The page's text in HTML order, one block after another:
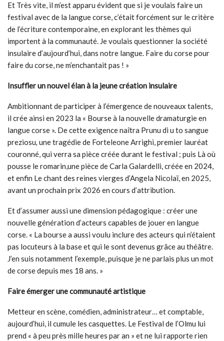
Et Très vite, il m’est apparu évident que si je voulais faire un
festival avec de la langue corse, c’était forcément sur le critère
de l’écriture contemporaine, en explorant les thèmes qui
importent à la communauté. Je voulais questionner la société
insulaire d’aujourd’hui, dans notre langue. Faire du corse pour
faire du corse, ne m’enchantait pas ! »
Insuffler un nouvel élan à la jeune création insulaire
Ambitionnant de participer à l’émergence de nouveaux talents,
il crée ainsi en 2023 la « Bourse à la nouvelle dramaturgie en
langue corse ». De cette exigence naîtra Prunu di u to sangue
preziosu, une tragédie de Forteleone Arrighi, premier lauréat
couronné, qui verra sa pièce créée durant le festival ; puis Là où
pousse le romarin,une pièce de Carla Galardelli, créée en 2024,
et enfin Le chant des reines vierges d’Angela Nicolaï, en 2025,
avant un prochain prix 2026 en cours d’attribution.
Et d’assumer aussi une dimension pédagogique : créer une
nouvelle génération d’acteurs capables de jouer en langue
corse. « La bourse a aussi voulu inclure des acteurs qui n’étaient
pas locuteurs à la base et qui le sont devenus grâce au théâtre.
J’en suis notamment l’exemple, puisque je ne parlais plus un mot
de corse depuis mes 18 ans. »
Faire émerger une communauté artistique
Metteur en scène, comédien, administrateur… et comptable,
aujourd’hui, il cumule les casquettes. Le Festival de l’Olmu lui
prend « à peu près mille heures par an » et ne lui rapporte rien